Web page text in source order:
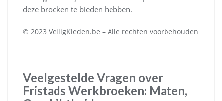
deze broeken te bieden hebben.
© 2023 VeiligKleden.be – Alle rechten voorbehouden
Veelgestelde Vragen over
Fristads Werkbroeken: Maten,